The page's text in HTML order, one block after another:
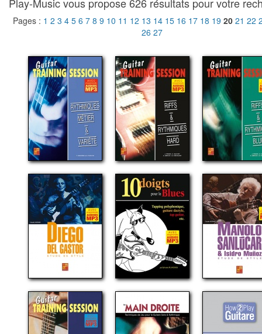
Play-Music vous propose 626 résultats pour votre
Pages : 1 2 3 4 5 6 7 8 9 10 11 12 13 14 15 16 17 18 19 20 21 22
26 27